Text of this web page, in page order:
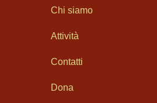
Chi siamo
Attività
Contatti
Dona